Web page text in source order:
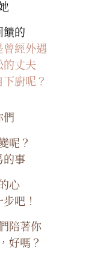
饋的
曾經外遇
的丈夫
廚呢？
呢？
的事
心
吧！
陪著你
好嗎？